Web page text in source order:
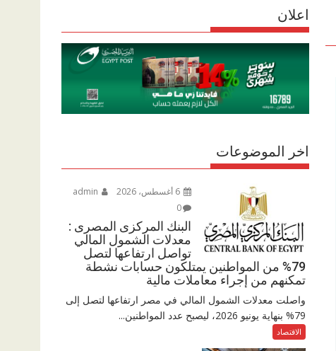
اعلان
اخر الموضوعات
0
البنك المركزى المصرى :
معدلات الشمول المالي
تواصل ارتفاعها لتصل
79% من المواطنين يمتلكون حسابات نشطة
تمكنهم من إجراء معاملات مالية
واصلت معدلات الشمول المالي في مصر ارتفاعها لتصل إلى
79% بنهاية يونيو 2026، ليصبح عدد المواطنين...
الاقتصاد